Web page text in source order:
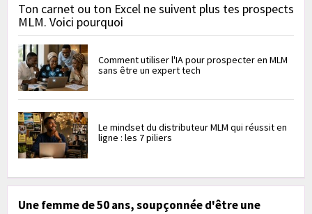
Ton carnet ou ton Excel ne suivent plus tes prospects
MLM. Voici pourquoi
Comment utiliser l'IA pour prospecter en MLM
sans être un expert tech
Le mindset du distributeur MLM qui réussit en
ligne : les 7 piliers
Une femme de 50 ans, soupçonnée d'être une